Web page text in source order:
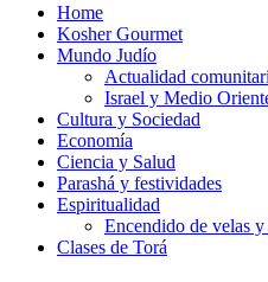
Home
Kosher Gourmet
Mundo Judío
Actualidad
Israel y Medio
Cultura y Sociedad
Economía
Ciencia y Salud
Parashá y festividades
Espiritualidad
Encendido de velas
Clases de Torá